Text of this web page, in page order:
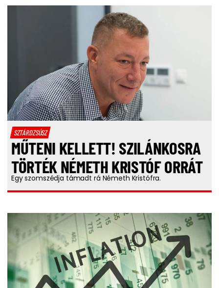
SZTÁRDZSÚSZ
MŰTENI KELLETT! SZILÁNKOSRA
TÖRTÉK NÉMETH KRISTÓF ORRÁT
Egy szomszédja támadt rá Németh Kristófra.